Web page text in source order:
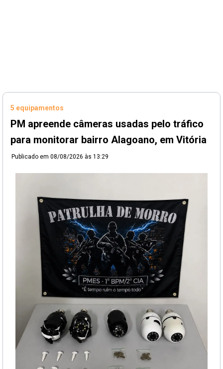
5 equipamentos
PM apreende câmeras usadas pelo tráfico
para monitorar bairro Alagoano, em Vitória
Publicado em 08/08/2026 às 13:29